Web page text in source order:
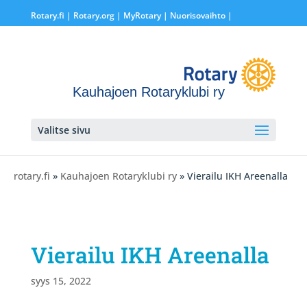
Rotary.fi | Rotary.org| MyRotary | Nuorisovaihto|
Kauhajoen Rotaryklubi ry
Valitse sivu
rotary.fi » Kauhajoen Rotaryklubi ry » Vierailu IKH Areenalla
Vierailu IKH Areenalla
syys 15, 2022